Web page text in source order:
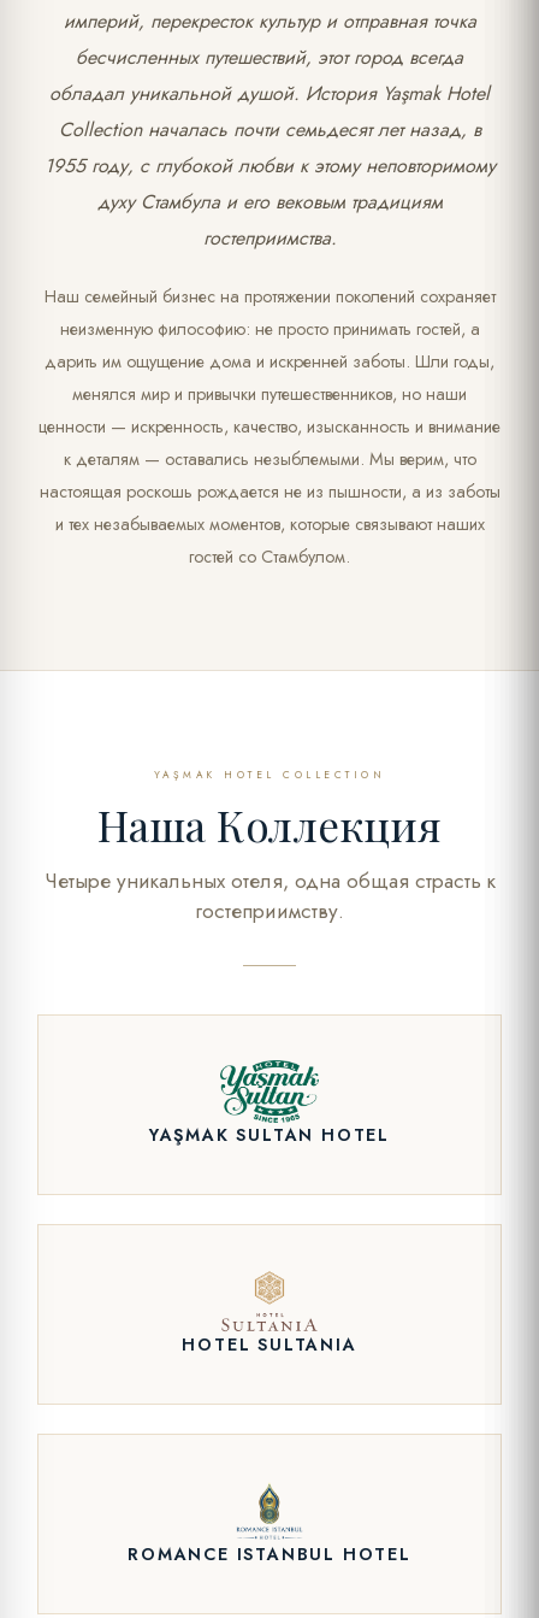
империй, перекресток культур и отправная точка
бесчисленных путешествий, этот город всегда
обладал уникальной душой. История Yaşmak Hotel
Collection началась почти семьдесят лет назад, в
1955 году, с глубокой любви к этому неповторимому
духу Стамбула и его вековым традициям
гостеприимства.
Наш семейный бизнес на протяжении поколений сохраняет
неизменную философию: не просто принимать гостей, а
дарить им ощущение дома и искренней заботы. Шли годы,
менялся мир и привычки путешественников, но наши
ценности — искренность, качество, изысканность и внимание
к деталям — оставались незыблемыми. Мы верим, что
настоящая роскошь рождается не из пышности, а из заботы
и тех незабываемых моментов, которые связывают наших
гостей со Стамбулом.
YAŞMAK HOTEL COLLECTION
Наша Коллекция
Четыре уникальных отеля, одна общая страсть к
гостеприимству.
YAŞMAK SULTAN HOTEL
HOTEL SULTANIA
ROMANCE ISTANBUL HOTEL